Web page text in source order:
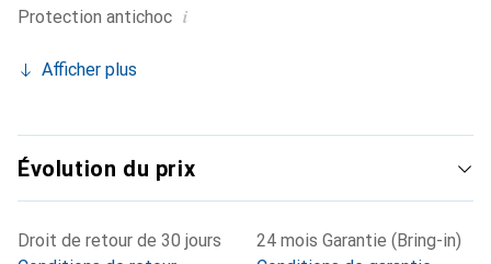
Protection antichoc i
Afficher plus
Évolution du prix
Droit de retour de 30 jours
24 mois Garantie (Bring-in)